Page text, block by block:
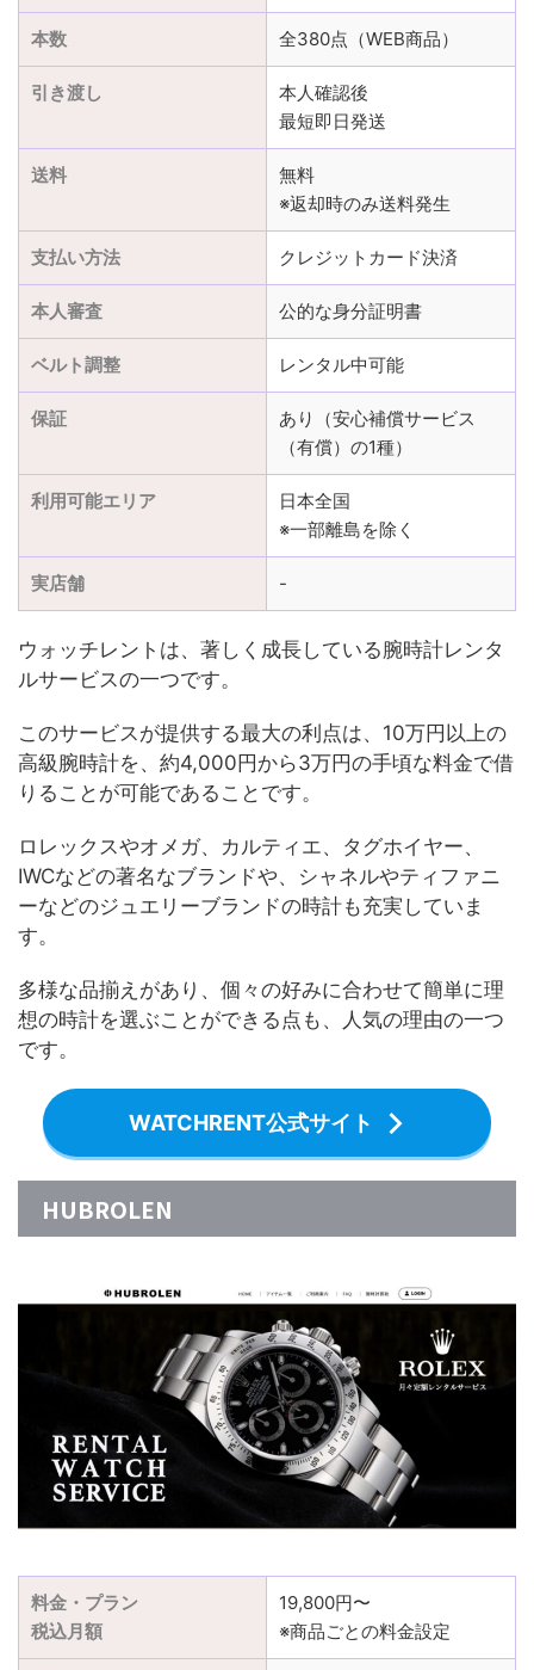
本数 全380点（WEB商品）
引き渡し
本人確認後
最短即日発送
送料
無料
※返却時のみ送料発生
支払い方法 クレジットカード決済
本人審査 公的な身分証明書
ベルト調整 レンタル中可能
保証
あり（安心補償サービス
（有償）の1種）
利用可能エリア
日本全国
※一部離島を除く
実店舗 -
ウォッチレントは、著しく成長している腕時計レンタ
ルサービスの一つです。
このサービスが提供する最大の利点は、10万円以上の
高級腕時計を、約4,000円から3万円の手頃な料金で借
りることが可能であることです。
ロレックスやオメガ、カルティエ、タグホイヤー、
IWCなどの著名なブランドや、シャネルやティファニ
ーなどのジュエリーブランドの時計も充実していま
す。
多様な品揃えがあり、個々の好みに合わせて簡単に理
想の時計を選ぶことができる点も、人気の理由の一つ
です。
WATCHRENT公式サイト
HUBROLEN
料金・プラン
税込月額
19,800円〜
※商品ごとの料金設定